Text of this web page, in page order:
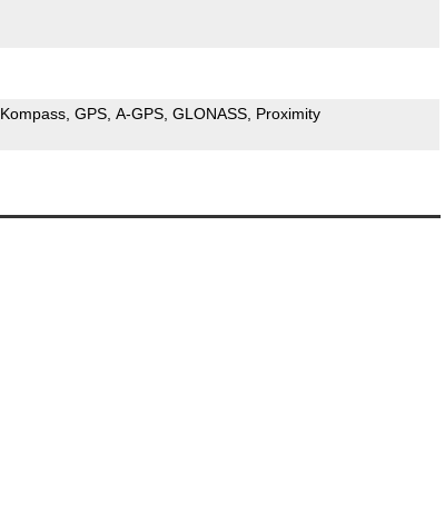
Kompass GPS A-GPS GLONASS Proximity